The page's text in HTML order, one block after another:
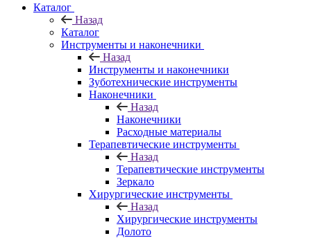
Каталог
Назад
Каталог
Инструменты и наконечники
Назад
Инструменты и наконечники
Зуботехнические инструменты
Наконечники
Назад
Наконечники
Расходные материалы
Терапевтические инструменты
Назад
Терапевтические инструменты
Зеркало
Хирургические инструменты
Назад
Хирургические инструменты
Долото